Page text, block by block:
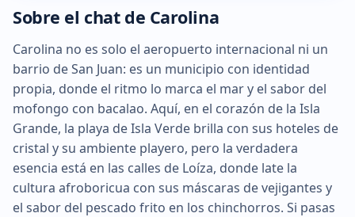
Sobre el chat de Carolina
Carolina no es solo el aeropuerto internacional ni un
barrio de San Juan: es un municipio con identidad
propia, donde el ritmo lo marca el mar y el sabor del
mofongo con bacalao. Aquí, en el corazón de la Isla
Grande, la playa de Isla Verde brilla con sus hoteles de
cristal y su ambiente playero, pero la verdadera
esencia está en las calles de Loíza, donde late la
cultura afroboricua con sus máscaras de vejigantes y
el sabor del pescado frito en los chinchorros. Si pasas